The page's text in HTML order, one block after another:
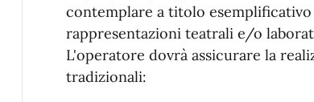
contemplare a titolo
rappresentazioni teatrali e/o
L'operatore dovrà assicurare la
tradizionali: